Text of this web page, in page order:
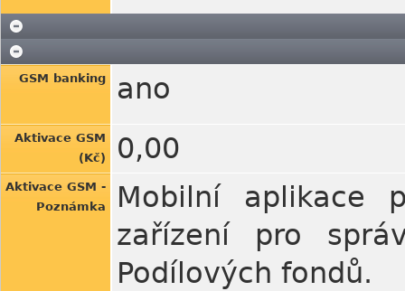
GSM banking ano
Aktivace GSM
(Kč)
0,00
Aktivace GSM -
Poznámka
Mobilní aplikace
zařízení pro
Podílových fondů.